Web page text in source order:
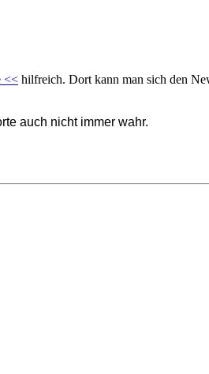
<< hilfreich. Dort kann man sich den
auch nicht immer wahr.